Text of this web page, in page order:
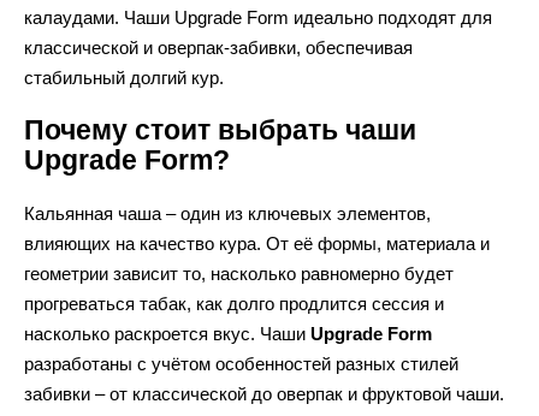
калаудами. Чаши Upgrade Form идеально подходят для
классической и оверпак-забивки, обеспечивая
стабильный долгий кур.
Почему стоит выбрать чаши
Upgrade Form?
Кальянная чаша – один из ключевых элементов,
влияющих на качество кура. От её формы, материала и
геометрии зависит то, насколько равномерно будет
прогреваться табак, как долго продлится сессия и
насколько раскроется вкус. Чаши Upgrade Form
разработаны с учётом особенностей разных стилей
забивки – от классической до оверпак и фруктовой чаши.